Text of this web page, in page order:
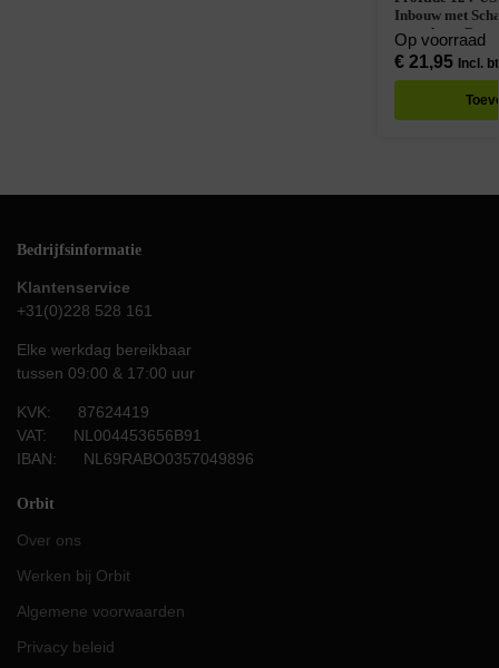
Inbouw met
voor Auto, Boot
Op voorraad
€21,95 Incl.
Bedrijfsinformatie
Klantenservice
+31(0)228 528 161
Elke werkdag bereikbaar
tussen 09:00 & 17:00 uur
KVK: 87624419
VAT: NL004453656B91
IBAN: NL69RABO0357049896
Orbit
Over ons
Werken bij Orbit
Algemene voorwaarden
Privacy beleid